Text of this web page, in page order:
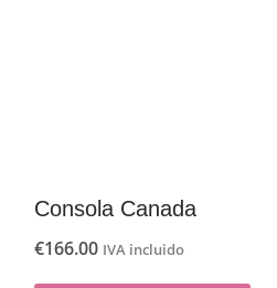
Consola Canada
€166.00 IVA incluido